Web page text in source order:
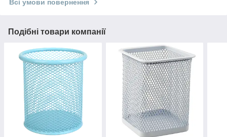
Всі умови повернення
Подібні товари компанії